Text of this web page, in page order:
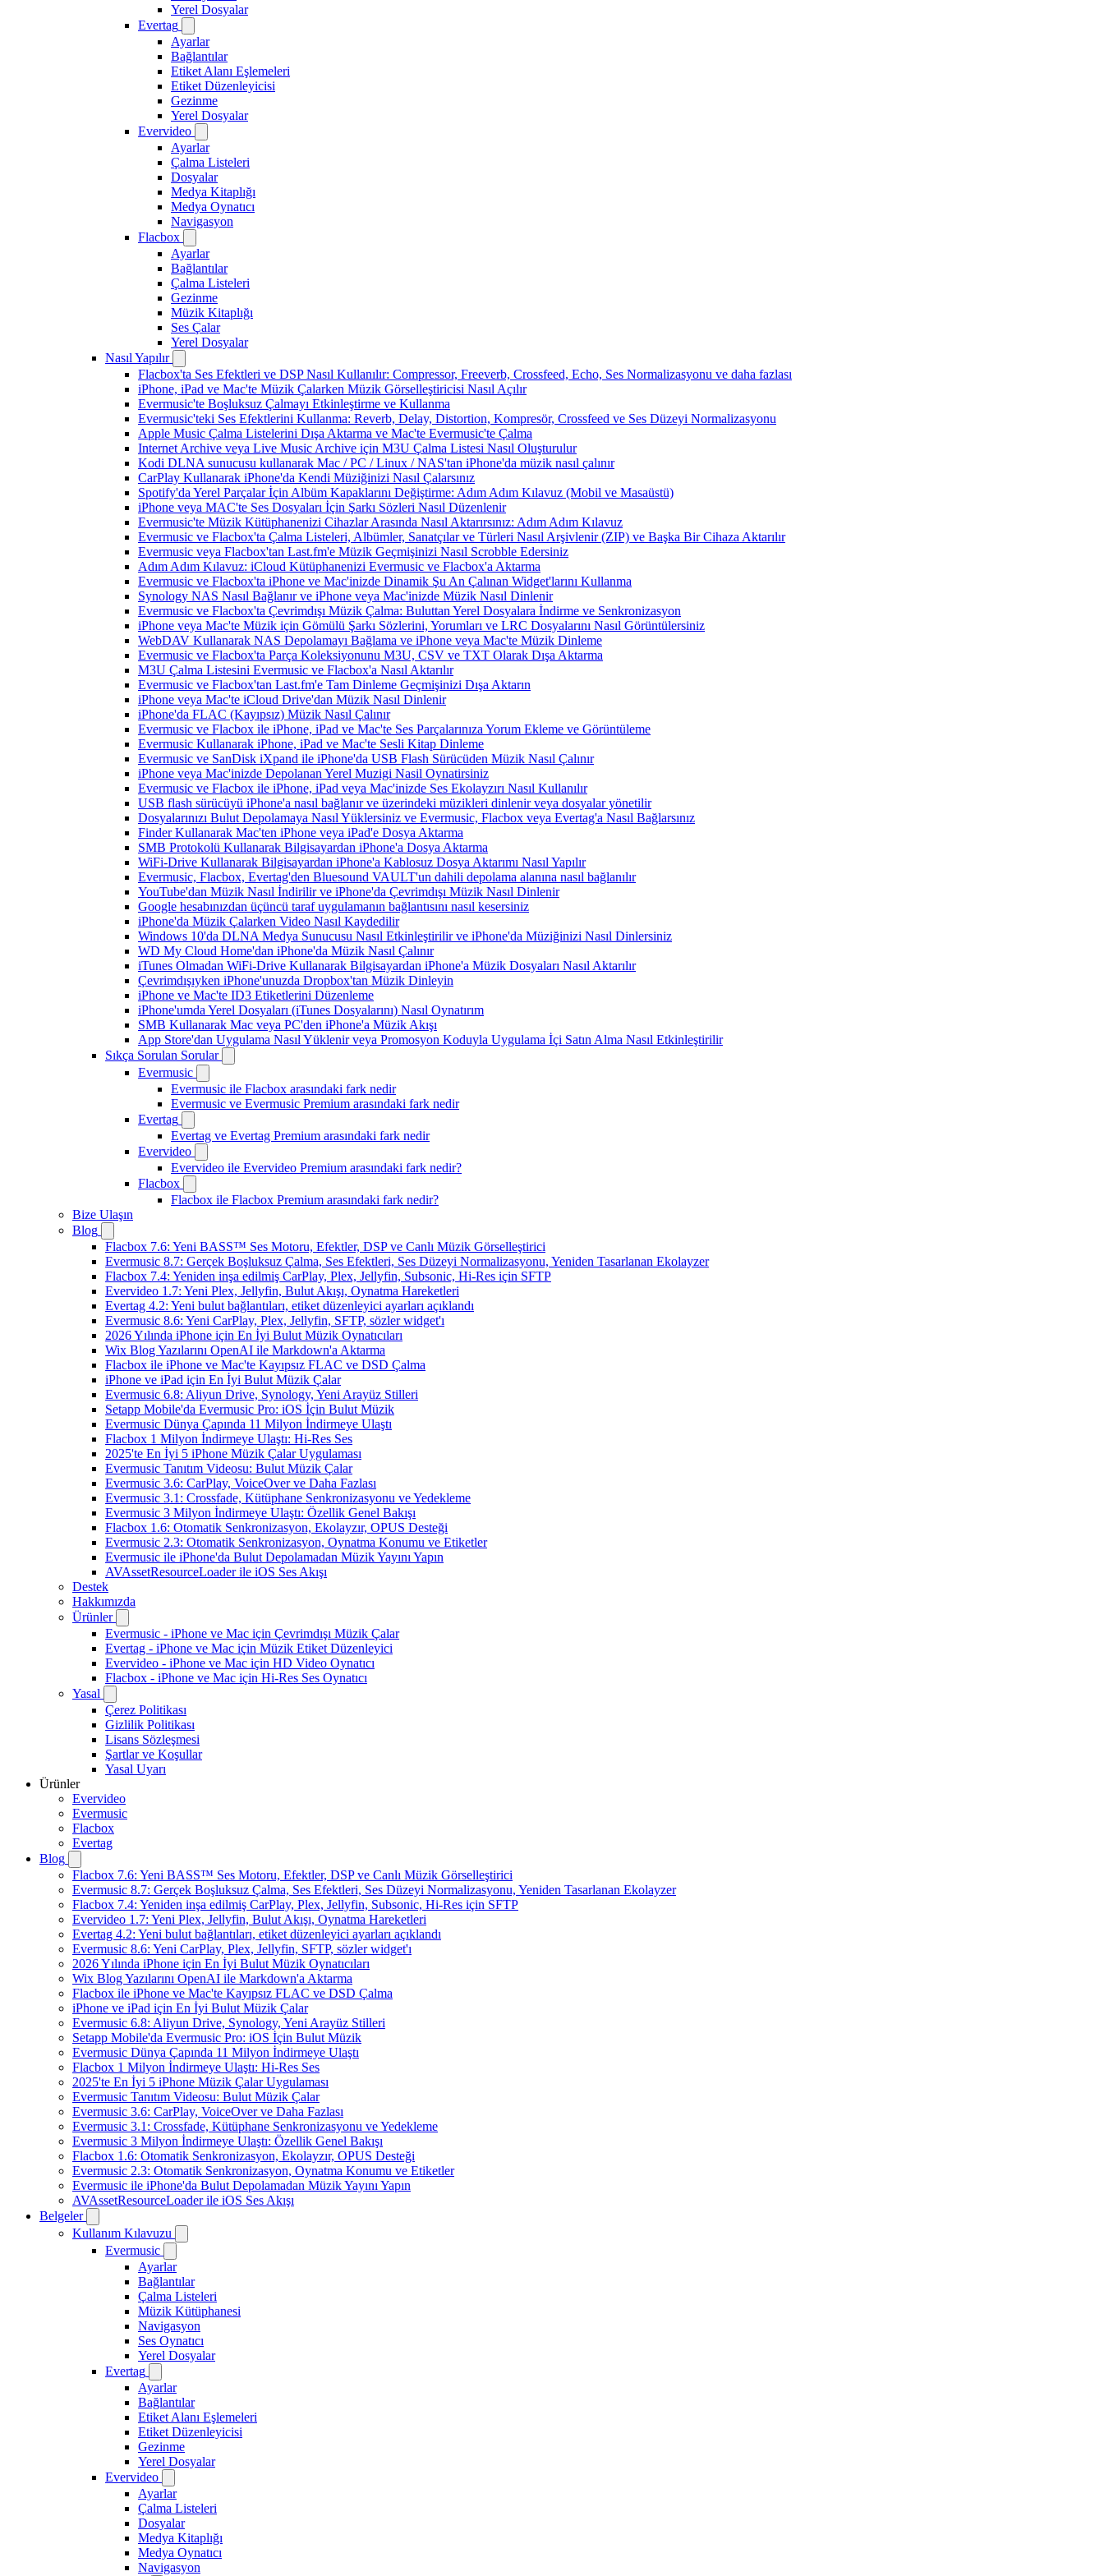
Yerel Dosyalar
Evertag
Ayarlar
Bağlantılar
Etiket Alanı Eşlemeleri
Etiket Düzenleyicisi
Gezinme
Yerel Dosyalar
Evervideo
Ayarlar
Çalma Listeleri
Dosyalar
Medya Kitaplığı
Medya Oynatıcı
Navigasyon
Flacbox
Ayarlar
Bağlantılar
Çalma Listeleri
Gezinme
Müzik Kitaplığı
Ses Çalar
Yerel Dosyalar
Nasıl Yapılır
Flacbox'ta Ses Efektleri ve DSP Nasıl Kullanılır: Compressor, Freeverb, Crossfeed, Echo, Ses Normalizasyonu ve daha fazlası
iPhone, iPad ve Mac'te Müzik Çalarken Müzik Görselleştiricisi Nasıl Açılır
Evermusic'te Boşluksuz Çalmayı Etkinleştirme ve Kullanma
Evermusic'teki Ses Efektlerini Kullanma: Reverb, Delay, Distortion, Kompresör, Crossfeed ve Ses Düzeyi Normalizasyonu
Apple Music Çalma Listelerini Dışa Aktarma ve Mac'te Evermusic'te Çalma
Internet Archive veya Live Music Archive için M3U Çalma Listesi Nasıl Oluşturulur
Kodi DLNA sunucusu kullanarak Mac / PC / Linux / NAS'tan iPhone'da müzik nasıl çalınır
CarPlay Kullanarak iPhone'da Kendi Müziğinizi Nasıl Çalarsınız
Spotify'da Yerel Parçalar İçin Albüm Kapaklarını Değiştirme: Adım Adım Kılavuz (Mobil ve Masaüstü)
iPhone veya MAC'te Ses Dosyaları İçin Şarkı Sözleri Nasıl Düzenlenir
Evermusic'te Müzik Kütüphanenizi Cihazlar Arasında Nasıl Aktarırsınız: Adım Adım Kılavuz
Evermusic ve Flacbox'ta Çalma Listeleri, Albümler, Sanatçılar ve Türleri Nasıl Arşivlenir (ZIP) ve Başka Bir Cihaza Aktarılır
Evermusic veya Flacbox'tan Last.fm'e Müzik Geçmişinizi Nasıl Scrobble Edersiniz
Adım Adım Kılavuz: iCloud Kütüphanenizi Evermusic ve Flacbox'a Aktarma
Evermusic ve Flacbox'ta iPhone ve Mac'inizde Dinamik Şu An Çalınan Widget'larını Kullanma
Synology NAS Nasıl Bağlanır ve iPhone veya Mac'inizde Müzik Nasıl Dinlenir
Evermusic ve Flacbox'ta Çevrimdışı Müzik Çalma: Buluttan Yerel Dosyalara İndirme ve Senkronizasyon
iPhone veya Mac'te Müzik için Gömülü Şarkı Sözlerini, Yorumları ve LRC Dosyalarını Nasıl Görüntülersiniz
WebDAV Kullanarak NAS Depolamayı Bağlama ve iPhone veya Mac'te Müzik Dinleme
Evermusic ve Flacbox'ta Parça Koleksiyonunu M3U, CSV ve TXT Olarak Dışa Aktarma
M3U Çalma Listesini Evermusic ve Flacbox'a Nasıl Aktarılır
Evermusic ve Flacbox'tan Last.fm'e Tam Dinleme Geçmişinizi Dışa Aktarın
iPhone veya Mac'te iCloud Drive'dan Müzik Nasıl Dinlenir
iPhone'da FLAC (Kayıpsız) Müzik Nasıl Çalınır
Evermusic ve Flacbox ile iPhone, iPad ve Mac'te Ses Parçalarınıza Yorum Ekleme ve Görüntüleme
Evermusic Kullanarak iPhone, iPad ve Mac'te Sesli Kitap Dinleme
Evermusic ve SanDisk iXpand ile iPhone'da USB Flash Sürücüden Müzik Nasıl Çalınır
iPhone veya Mac'inizde Depolanan Yerel Muzigi Nasil Oynatirsiniz
Evermusic ve Flacbox ile iPhone, iPad veya Mac'inizde Ses Ekolayzırı Nasıl Kullanılır
USB flash sürücüyü iPhone'a nasıl bağlanır ve üzerindeki müzikleri dinlenir veya dosyalar yönetilir
Dosyalarınızı Bulut Depolamaya Nasıl Yüklersiniz ve Evermusic, Flacbox veya Evertag'a Nasıl Bağlarsınız
Finder Kullanarak Mac'ten iPhone veya iPad'e Dosya Aktarma
SMB Protokolü Kullanarak Bilgisayardan iPhone'a Dosya Aktarma
WiFi-Drive Kullanarak Bilgisayardan iPhone'a Kablosuz Dosya Aktarımı Nasıl Yapılır
Evermusic, Flacbox, Evertag'den Bluesound VAULT'un dahili depolama alanına nasıl bağlanılır
YouTube'dan Müzik Nasıl İndirilir ve iPhone'da Çevrimdışı Müzik Nasıl Dinlenir
Google hesabınızdan üçüncü taraf uygulamanın bağlantısını nasıl kesersiniz
iPhone'da Müzik Çalarken Video Nasıl Kaydedilir
Windows 10'da DLNA Medya Sunucusu Nasıl Etkinleştirilir ve iPhone'da Müziğinizi Nasıl Dinlersiniz
WD My Cloud Home'dan iPhone'da Müzik Nasıl Çalınır
iTunes Olmadan WiFi-Drive Kullanarak Bilgisayardan iPhone'a Müzik Dosyaları Nasıl Aktarılır
Çevrimdışıyken iPhone'unuzda Dropbox'tan Müzik Dinleyin
iPhone ve Mac'te ID3 Etiketlerini Düzenleme
iPhone'umda Yerel Dosyaları (iTunes Dosyalarını) Nasıl Oynatırım
SMB Kullanarak Mac veya PC'den iPhone'a Müzik Akışı
App Store'dan Uygulama Nasıl Yüklenir veya Promosyon Koduyla Uygulama İçi Satın Alma Nasıl Etkinleştirilir
Sıkça Sorulan Sorular
Evermusic
Evermusic ile Flacbox arasındaki fark nedir
Evermusic ve Evermusic Premium arasındaki fark nedir
Evertag
Evertag ve Evertag Premium arasındaki fark nedir
Evervideo
Evervideo ile Evervideo Premium arasındaki fark nedir?
Flacbox
Flacbox ile Flacbox Premium arasındaki fark nedir?
Bize Ulaşın
Blog
Flacbox 7.6: Yeni BASS™ Ses Motoru, Efektler, DSP ve Canlı Müzik Görselleştirici
Evermusic 8.7: Gerçek Boşluksuz Çalma, Ses Efektleri, Ses Düzeyi Normalizasyonu, Yeniden Tasarlanan Ekolayzer
Flacbox 7.4: Yeniden inşa edilmiş CarPlay, Plex, Jellyfin, Subsonic, Hi-Res için SFTP
Evervideo 1.7: Yeni Plex, Jellyfin, Bulut Akışı, Oynatma Hareketleri
Evertag 4.2: Yeni bulut bağlantıları, etiket düzenleyici ayarları açıklandı
Evermusic 8.6: Yeni CarPlay, Plex, Jellyfin, SFTP, sözler widget'ı
2026 Yılında iPhone için En İyi Bulut Müzik Oynatıcıları
Wix Blog Yazılarını OpenAI ile Markdown'a Aktarma
Flacbox ile iPhone ve Mac'te Kayıpsız FLAC ve DSD Çalma
iPhone ve iPad için En İyi Bulut Müzik Çalar
Evermusic 6.8: Aliyun Drive, Synology, Yeni Arayüz Stilleri
Setapp Mobile'da Evermusic Pro: iOS İçin Bulut Müzik
Evermusic Dünya Çapında 11 Milyon İndirmeye Ulaştı
Flacbox 1 Milyon İndirmeye Ulaştı: Hi-Res Ses
2025'te En İyi 5 iPhone Müzik Çalar Uygulaması
Evermusic Tanıtım Videosu: Bulut Müzik Çalar
Evermusic 3.6: CarPlay, VoiceOver ve Daha Fazlası
Evermusic 3.1: Crossfade, Kütüphane Senkronizasyonu ve Yedekleme
Evermusic 3 Milyon İndirmeye Ulaştı: Özellik Genel Bakışı
Flacbox 1.6: Otomatik Senkronizasyon, Ekolayzır, OPUS Desteği
Evermusic 2.3: Otomatik Senkronizasyon, Oynatma Konumu ve Etiketler
Evermusic ile iPhone'da Bulut Depolamadan Müzik Yayını Yapın
AVAssetResourceLoader ile iOS Ses Akışı
Destek
Hakkımızda
Ürünler
Evermusic - iPhone ve Mac için Çevrimdışı Müzik Çalar
Evertag - iPhone ve Mac için Müzik Etiket Düzenleyici
Evervideo - iPhone ve Mac için HD Video Oynatıcı
Flacbox - iPhone ve Mac için Hi-Res Ses Oynatıcı
Yasal
Çerez Politikası
Gizlilik Politikası
Lisans Sözleşmesi
Şartlar ve Koşullar
Yasal Uyarı
Ürünler
Evervideo
Evermusic
Flacbox
Evertag
Blog
Flacbox 7.6: Yeni BASS™ Ses Motoru, Efektler, DSP ve Canlı Müzik Görselleştirici
Evermusic 8.7: Gerçek Boşluksuz Çalma, Ses Efektleri, Ses Düzeyi Normalizasyonu, Yeniden Tasarlanan Ekolayzer
Flacbox 7.4: Yeniden inşa edilmiş CarPlay, Plex, Jellyfin, Subsonic, Hi-Res için SFTP
Evervideo 1.7: Yeni Plex, Jellyfin, Bulut Akışı, Oynatma Hareketleri
Evertag 4.2: Yeni bulut bağlantıları, etiket düzenleyici ayarları açıklandı
Evermusic 8.6: Yeni CarPlay, Plex, Jellyfin, SFTP, sözler widget'ı
2026 Yılında iPhone için En İyi Bulut Müzik Oynatıcıları
Wix Blog Yazılarını OpenAI ile Markdown'a Aktarma
Flacbox ile iPhone ve Mac'te Kayıpsız FLAC ve DSD Çalma
iPhone ve iPad için En İyi Bulut Müzik Çalar
Evermusic 6.8: Aliyun Drive, Synology, Yeni Arayüz Stilleri
Setapp Mobile'da Evermusic Pro: iOS İçin Bulut Müzik
Evermusic Dünya Çapında 11 Milyon İndirmeye Ulaştı
Flacbox 1 Milyon İndirmeye Ulaştı: Hi-Res Ses
2025'te En İyi 5 iPhone Müzik Çalar Uygulaması
Evermusic Tanıtım Videosu: Bulut Müzik Çalar
Evermusic 3.6: CarPlay, VoiceOver ve Daha Fazlası
Evermusic 3.1: Crossfade, Kütüphane Senkronizasyonu ve Yedekleme
Evermusic 3 Milyon İndirmeye Ulaştı: Özellik Genel Bakışı
Flacbox 1.6: Otomatik Senkronizasyon, Ekolayzır, OPUS Desteği
Evermusic 2.3: Otomatik Senkronizasyon, Oynatma Konumu ve Etiketler
Evermusic ile iPhone'da Bulut Depolamadan Müzik Yayını Yapın
AVAssetResourceLoader ile iOS Ses Akışı
Belgeler
Kullanım Kılavuzu
Evermusic
Ayarlar
Bağlantılar
Çalma Listeleri
Müzik Kütüphanesi
Navigasyon
Ses Oynatıcı
Yerel Dosyalar
Evertag
Ayarlar
Bağlantılar
Etiket Alanı Eşlemeleri
Etiket Düzenleyicisi
Gezinme
Yerel Dosyalar
Evervideo
Ayarlar
Çalma Listeleri
Dosyalar
Medya Kitaplığı
Medya Oynatıcı
Navigasyon